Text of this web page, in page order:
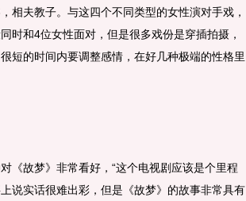
相夫教子。与这四个不同类型的女性演对手戏，
时和4位女性面对，但是很多戏份是穿插拍摄，
短的时间内要调整感情，在好几种极端的性格里
故梦》非常看好，“这个电视剧应该是个里程
说实话很难出彩，但是《故梦》的故事非常具有